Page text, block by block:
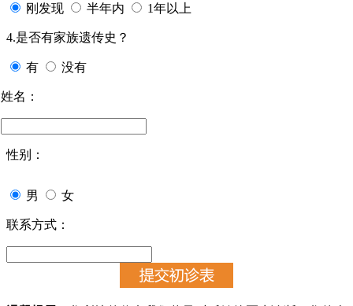
刚发现 半年内 1年以上
4.是否有家族遗传史？
有 没有
姓名：
性别：
男 女
联系方式：